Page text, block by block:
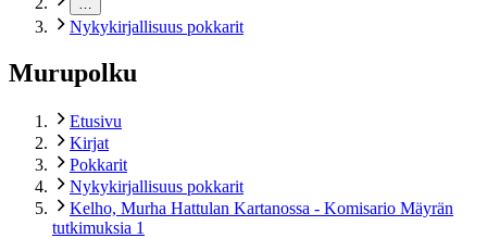
Nykykirjallisuus pokkarit
Murupolku
Etusivu
Kirjat
Pokkarit
Nykykirjallisuus pokkarit
Kelho, Murha Hattulan Kartanossa - Komisario Mäyrän
tutkimuksia 1